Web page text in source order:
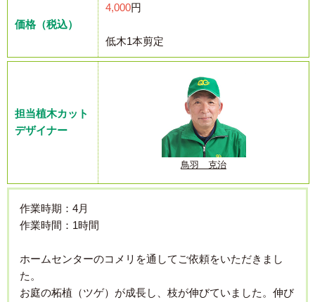
価格（税込）
4,000円
低木1本剪定
担当植木カット
デザイナー
鳥羽 克治
作業時期：4月
作業時間：1時間
ホームセンターのコメリを通してご依頼をいただきまし
た。
お庭の柘植（ツゲ）が成長し、枝が伸びていました。伸び